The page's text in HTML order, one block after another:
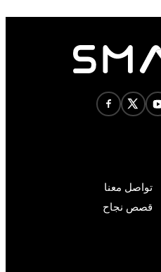
تواصل معنا
قصص نجاح